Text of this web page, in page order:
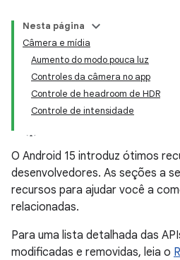
Nesta página
Câmera e mídia
Aumento do modo pouca luz
Controles da câmera no app
Controle de headroom de HDR
Controle de intensidade
O Android 15 introduz ótimos
desenvolvedores. As seções a
recursos para ajudar você a
relacionadas.
Para uma lista detalhada das
modificadas e removidas, leia o